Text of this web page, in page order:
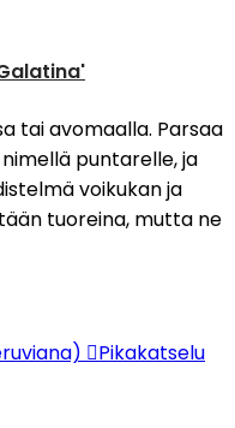
tai avomaalla. Parsaa
puntarelle, ja
voikukan ja
tuoreina, mutta ne
Pikakatselu